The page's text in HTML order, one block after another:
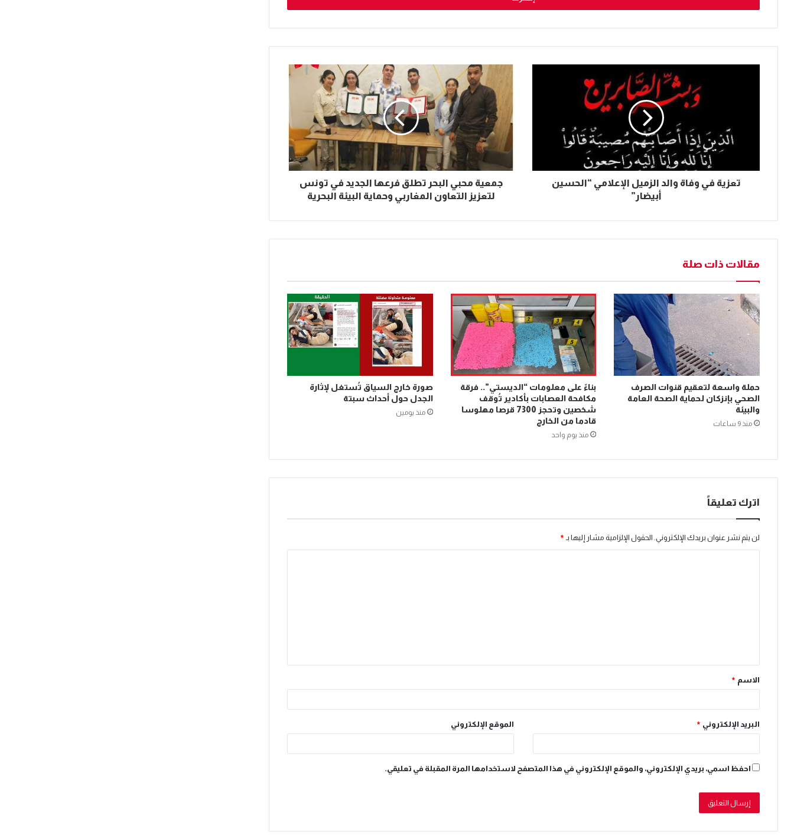
تعزية في وفاة والد الزميل الإعلامي “الحسين
أبيضار”
جمعية محبي البحر تطلق فرعها الجديد في تونس
لتعزيز التعاون المغاربي وحماية البيئة البحرية
مقالات ذات صلة
حملة واسعة لتعقيم قنوات الصرف
الصحي بإنزكان لحماية الصحة العامة
والبيئة
منذ 9 ساعات
بناءً على معلومات “الديستي”.. فرقة
مكافحة العصابات بأكادير تُوقف
شخصين وتحجز 7300 قرصا مهلوسا
قادما من الخارج
منذ يوم واحد
صورة خارج السياق تُستغل لإثارة
الجدل حول أحداث سبتة
منذ يومين
اترك تعليقاً
لن يتم نشر عنوان بريدك الإلكتروني. الحقول الإلزامية مشار إليها بـ *
ق
*
الاسم *
البريد الإلكتروني * الموقع الإلكتروني
احفظ اسمي، بريدي الإلكتروني، والموقع الإلكتروني في هذا المتصفح لاستخدامها المرة المقبلة في تعليقي.